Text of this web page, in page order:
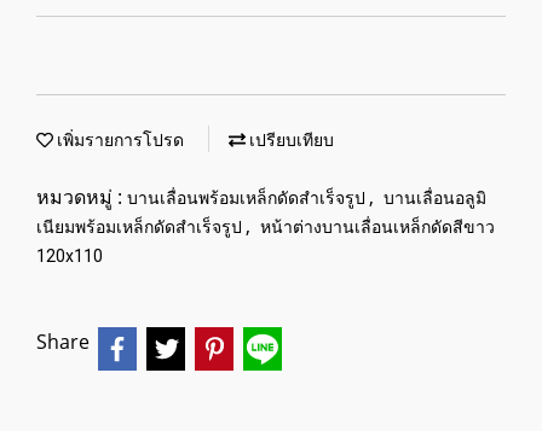
เพิ่มรายการโปรด เปรียบเทียบ
หมวดหมู่ : บานเลื่อนพร้อมเหล็กดัดสำเร็จรูป , บานเลื่อนอลูมิ
เนียมพร้อมเหล็กดัดสำเร็จรูป , หน้าต่างบานเลื่อนเหล็กดัดสีขาว
120x110
Share